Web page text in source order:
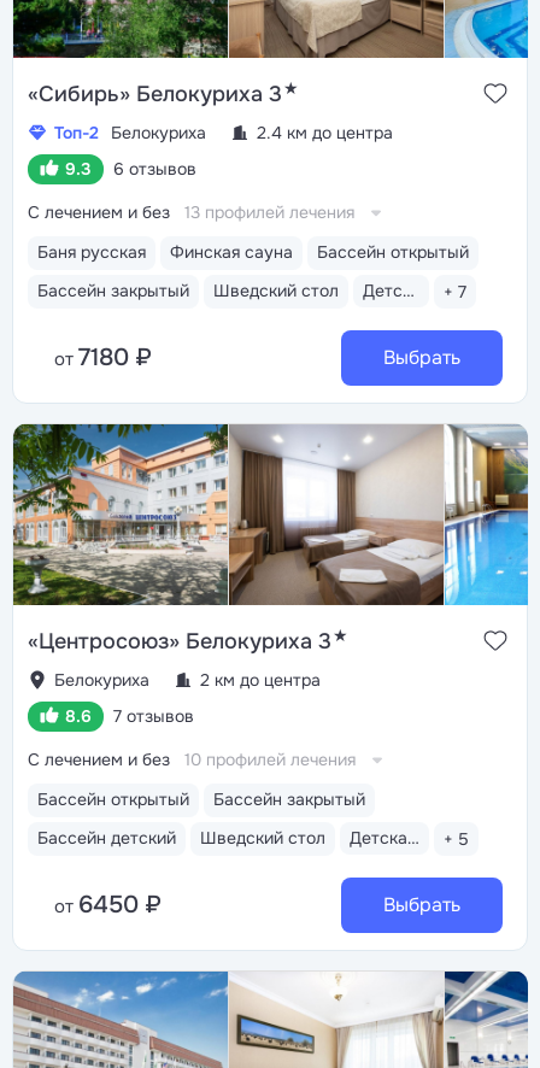
«Сибирь» Белокуриха 3★
Топ-2 Белокуриха
2.4 км до центра
9.3
6 отзывов
Баня русская Финская сауна
Бассейн открытый
Бассейн закрытый
Шведский стол Детская комната + 7
С лечением и без 13 профилей лечения
от 7180 ₽ Выбрать
«Центросоюз» Белокуриха 3★
Белокуриха
2 км до центра
8.6
7 отзывов
Бассейн открытый
Бассейн закрытый
Бассейн детский
Шведский стол Детская анимация + 5
С лечением и без 10 профилей лечения
от 6450 ₽ Выбрать